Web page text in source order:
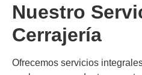
Nuestro
Cerrajería
Ofrecemos servicios